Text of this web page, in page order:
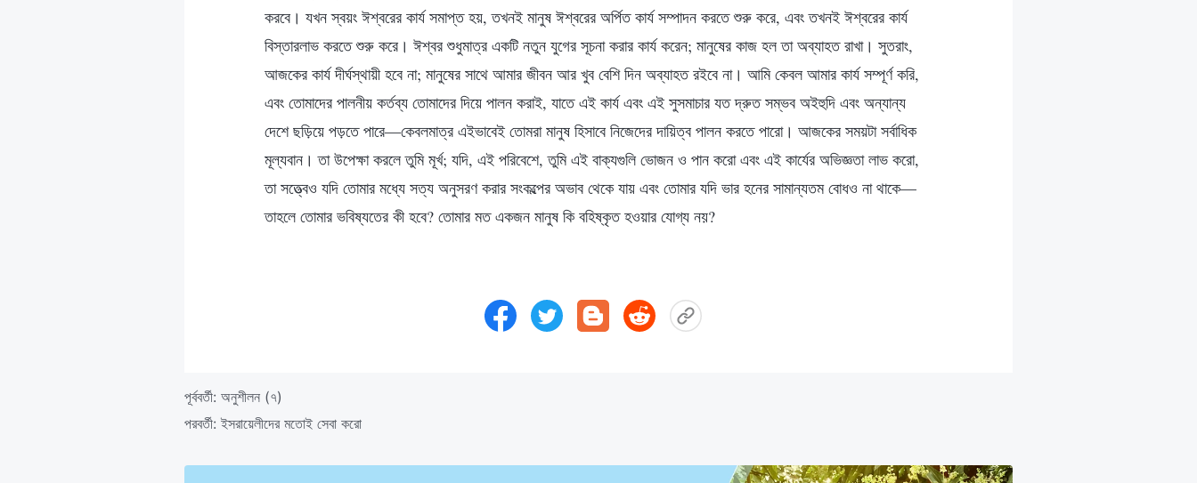
করবে। যখন স্বয়ং ঈশ্বরের কার্য সমাপ্ত হয়, তখনই মানুষ ঈশ্বরের অর্পিত কার্য সম্পাদন করতে শুরু করে, এবং তখনই ঈশ্বরের কার্য
বিস্তারলাভ করতে শুরু করে। ঈশ্বর শুধুমাত্র একটি নতুন যুগের সূচনা করার কার্য করেন; মানুষের কাজ হল তা অব্যাহত রাখা। সুতরাং,
আজকের কার্য দীর্ঘস্থায়ী হবে না; মানুষের সাথে আমার জীবন আর খুব বেশি দিন অব্যাহত রইবে না। আমি কেবল আমার কার্য সম্পূর্ণ করি,
এবং তোমাদের পালনীয় কর্তব্য তোমাদের দিয়ে পালন করাই, যাতে এই কার্য এবং এই সুসমাচার যত দ্রুত সম্ভব অইহুদি এবং অন্যান্য
দেশে ছড়িয়ে পড়তে পারে—কেবলমাত্র এইভাবেই তোমরা মানুষ হিসাবে নিজেদের দায়িত্ব পালন করতে পারো। আজকের সময়টা সর্বাধিক
মূল্যবান। তা উপেক্ষা করলে তুমি মূর্খ; যদি, এই পরিবেশে, তুমি এই বাক্যগুলি ভোজন ও পান করো এবং এই কার্যের অভিজ্ঞতা লাভ করো,
তা সত্ত্বেও যদি তোমার মধ্যে সত্য অনুসরণ করার সংকল্পের অভাব থেকে যায় এবং তোমার যদি ভার হনের সামান্যতম বোধও না থাকে—
তাহলে তোমার ভবিষ্যতের কী হবে? তোমার মত একজন মানুষ কি বহিষ্কৃত হওয়ার যোগ্য নয়?
পূর্ববর্তী: অনুশীলন (৭)
পরবর্তী:ইসরায়েলীদের মতোই সেবা করো